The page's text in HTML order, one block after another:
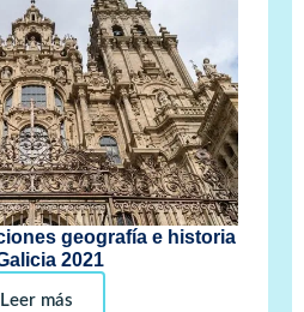
geografía e historia
2021
Leer más